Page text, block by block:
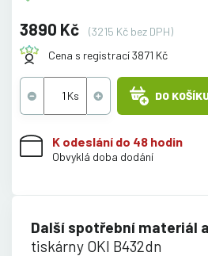
3890 Kč
(3215 Kč bez DPH)
Cena s registrací 3871 Kč
DO
K odeslání do 48 hodin
Obvyklá doba dodání
Další spotřební materiál
tiskárny OKI B432dn